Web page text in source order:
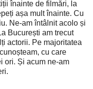
înainte de filmări, la
așa mult înainte. Cu
Ne-am întâlnit acolo și
București am trecut
actorii. Pe majoritatea
cu care
ori. Și acum ne-am